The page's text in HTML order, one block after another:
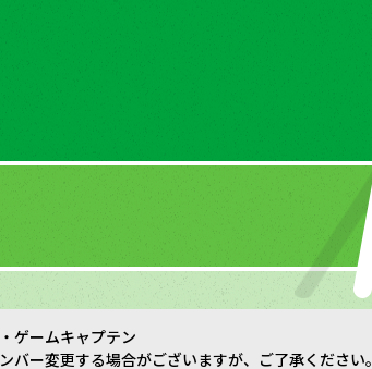
ゲームキャプテン
バー変更する場合がございますが、ご了承ください。